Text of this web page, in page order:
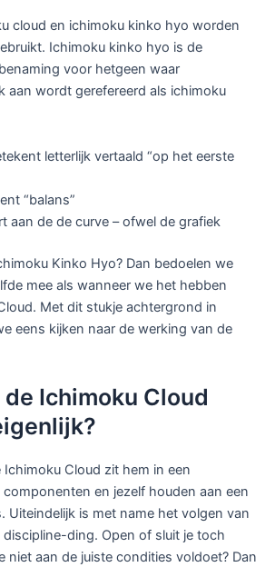
cloud en ichimoku kinko hyo worden
Ichimoku kinko hyo is de
voor hetgeen waar
aan wordt gerefereerd als ichimoku
letterlijk vertaald “op het eerste
“balans”
aan de de curve – ofwel de grafiek
Kinko Hyo? Dan bedoelen we
mee als wanneer we het hebben
Met dit stukje achtergrond in
eens kijken naar de werking van de
Ichimoku Cloud
Cloud zit hem in een
en jezelf houden aan een
Uiteindelijk is met name het volgen van
ding. Open of sluit je toch
niet aan de juiste condities voldoet? Dan